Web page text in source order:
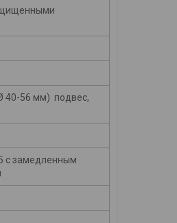
40-56 мм) подвес,
с замедленным